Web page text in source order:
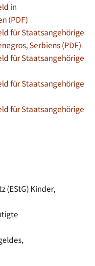
in
(PDF)
für Staatsangehörige
Serbiens (PDF)
für Staatsangehörige
für Staatsangehörige
für Staatsangehörige
(EStG) Kinder,